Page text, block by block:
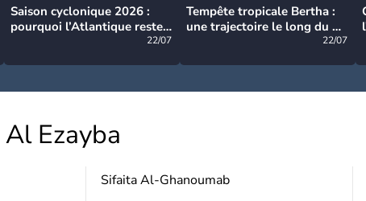
Saison cyclonique 2026 :
pourquoi l’Atlantique reste
22/07
Tempête tropicale Bertha :
une trajectoire le long du du
22/07
Al Ezayba
Sifaita Al-Ghanoumab